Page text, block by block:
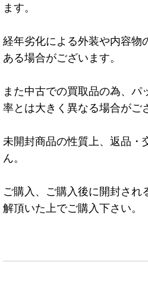
ます。
経年劣化による外装や内容物
ある場合がございます。
また中古での買取品の為、パ
率とは大きく異なる場合がご
未開封商品の性質上、返品・
ん。
ご購入、ご購入後に開封され
解頂いた上でご購入下さい。